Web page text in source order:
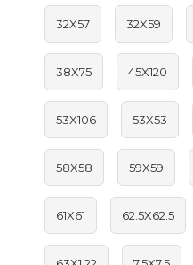
32X57 32X59
38X75 45X120
53X106 53X53
58X58 59X59
61X61 62.5X62.5